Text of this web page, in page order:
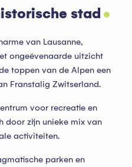
stad
van Lausanne,
ongeëvenaarde uitzicht
toppen van de Alpen een
Franstalig Zwitserland.
voor recreatie en
door zijn unieke mix van
activiteiten.
parken en